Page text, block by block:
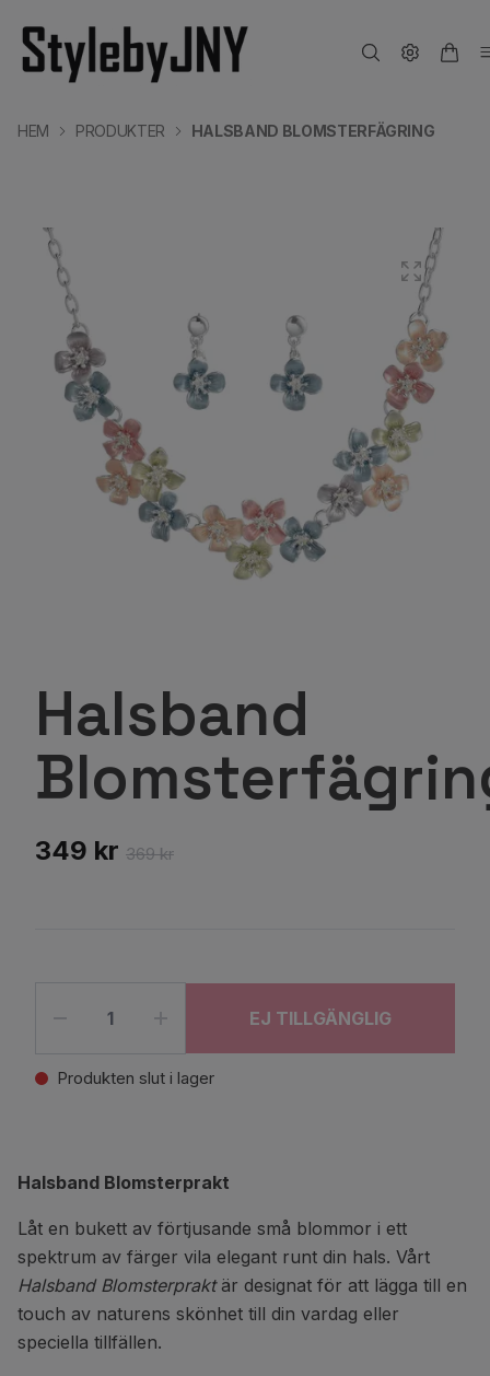
HEM PRODUKTER HALSBAND BLOMSTERFÄGRING
Halsband
349 kr 369 kr
EJ TILLGÄNGLIG
Produkten slut i lager
Halsband Blomsterprakt
Låt en bukett av förtjusande små blommor i ett
spektrum av färger vila elegant runt din hals. Vårt
Halsband Blomsterpraktär designat för att lägga till en
touch av naturens skönhet till din vardag eller
speciella tillfällen.